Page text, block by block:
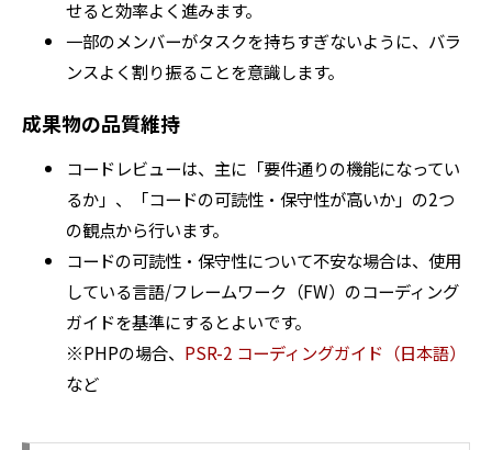
せると効率よく進みます。
一部のメンバーがタスクを持ちすぎないように、バラ
ンスよく割り振ることを意識します。
成果物の品質維持
コードレビューは、主に「要件通りの機能になってい
るか」、「コードの可読性・保守性が高いか」の2つ
の観点から行います。
コードの可読性・保守性について不安な場合は、使用
している言語/フレームワーク（FW）のコーディング
ガイドを基準にするとよいです。
※PHPの場合、 PSR-2 コーディングガイド（日本語）
など